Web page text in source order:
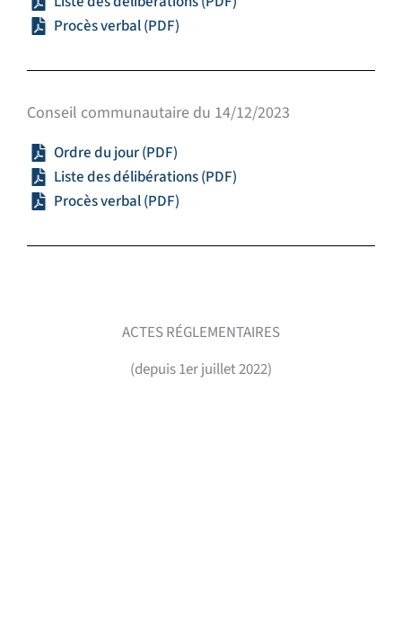
Procès verbal (PDF)
Conseil communautaire du 14/12/2023
Ordre du jour (PDF)
Liste des délibérations (PDF)
Procès verbal (PDF)
ACTES RÉGLEMENTAIRES
(depuis 1er juillet 2022)